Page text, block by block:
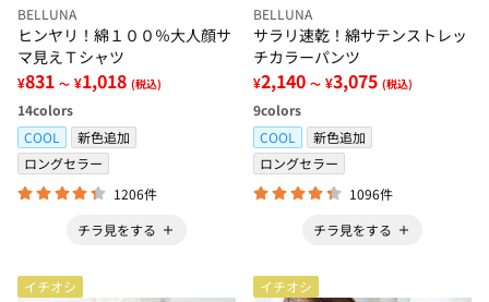
BELLUNA
ヒンヤリ！綿１００％大人顔サ
マ見えＴシャツ
¥831 ～ ¥1,018 (税込)
14colors
COOL
新色追加
ロングセラー
1206件
チラ見をする
BELLUNA
サラリ速乾！綿サテンストレッ
チカラーパンツ
¥2,140 ～ ¥3,075 (税込)
9colors
COOL
新色追加
ロングセラー
1096件
チラ見をする
イチオシ イチオシ